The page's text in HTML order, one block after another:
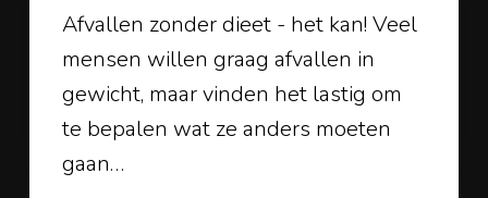
deze
handige
tips!
Afvallen zonder dieet - het kan! Veel
mensen willen graag afvallen in
gewicht, maar vinden het lastig om
te bepalen wat ze anders moeten
gaan…